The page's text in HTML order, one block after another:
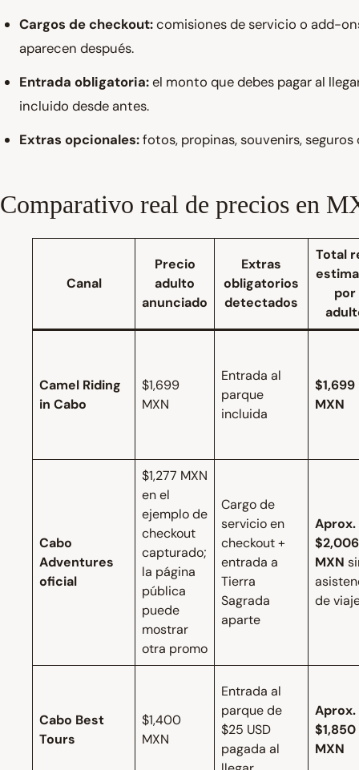
Cargos de checkout:comisiones de servicio o add-
aparecen después.
Entrada obligatoria:el monto que debes pagar al
incluido desde antes.
Extras opcionales:fotos, propinas, souvenirs, seguros
Comparativo real de precios en
Canal
Precio
adulto
anunciado
Extras
obligatorios
detectados
Total
por
Camel Riding
in Cabo
$1,699
MXN
Entrada al
parque
incluida
$1,699
MXN
Cabo
Adventures
oficial
$1,277 MXN
en el
ejemplo de
checkout
capturado;
la página
pública
puede
mostrar
otra promo
Cargo de
servicio en
checkout +
entrada a
Tierra
Sagrada
aparte
Aprox.
$2,006
MXN
de
Cabo Best
Tours
$1,400
MXN
Entrada al
parque de
$25 USD
pagada al
Aprox.
$1,850
MXN